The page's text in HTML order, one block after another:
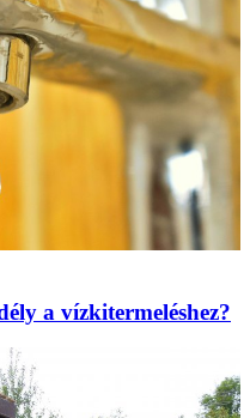
a vízkitermeléshez?